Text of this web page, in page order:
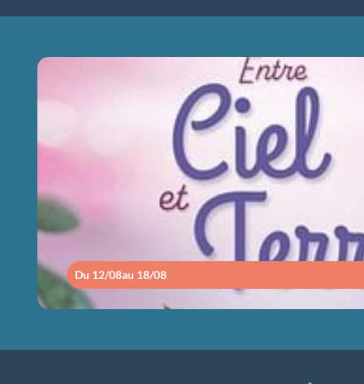
Du 12/08au 18/08
ENTRE CIEL ET